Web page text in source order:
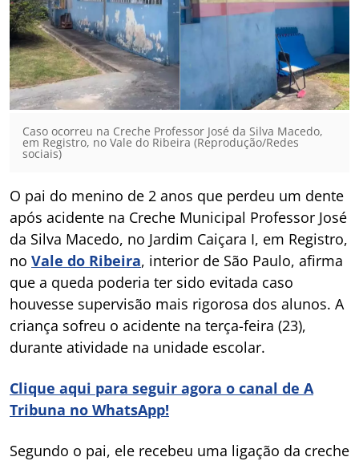
Caso ocorreu na Creche Professor José da Silva Macedo,
em Registro, no Vale do Ribeira (Reprodução/Redes
sociais)
O pai do menino de 2 anos que perdeu um dente
após acidente na Creche Municipal Professor José
da Silva Macedo, no Jardim Caiçara I, em Registro,
no Vale do Ribeira, interior de São Paulo, afirma
que a queda poderia ter sido evitada caso
houvesse supervisão mais rigorosa dos alunos. A
criança sofreu o acidente na terça-feira (23),
durante atividade na unidade escolar.
Clique aqui para seguir agora o canal de A
Tribuna no WhatsApp!
Segundo o pai, ele recebeu uma ligação da creche